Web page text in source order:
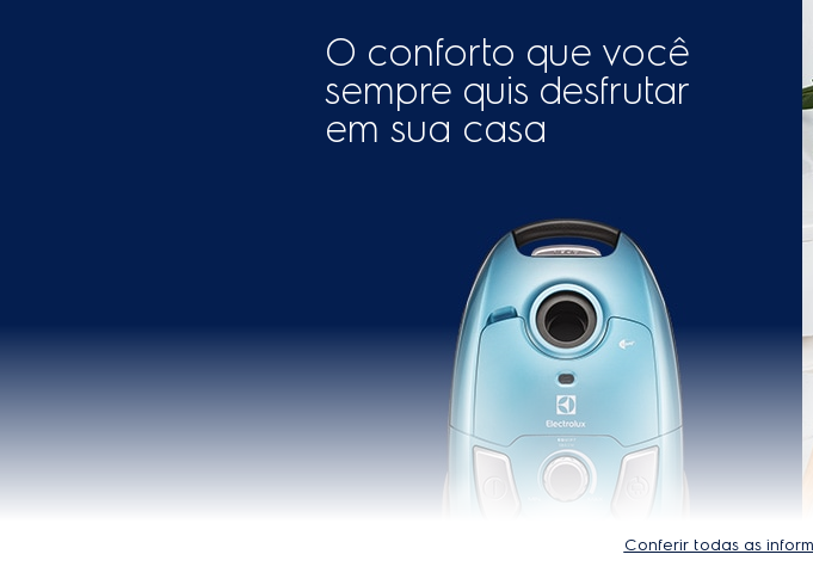
Indicador de saco coletor de pó cheio
Consumo de energia (kW/h)
para pisos; bocal escova para estofados
e bocal para cantos e frestas.
Conferir todas as